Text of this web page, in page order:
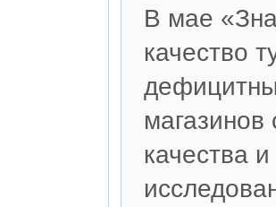
В мае
качество
магазинов
качества